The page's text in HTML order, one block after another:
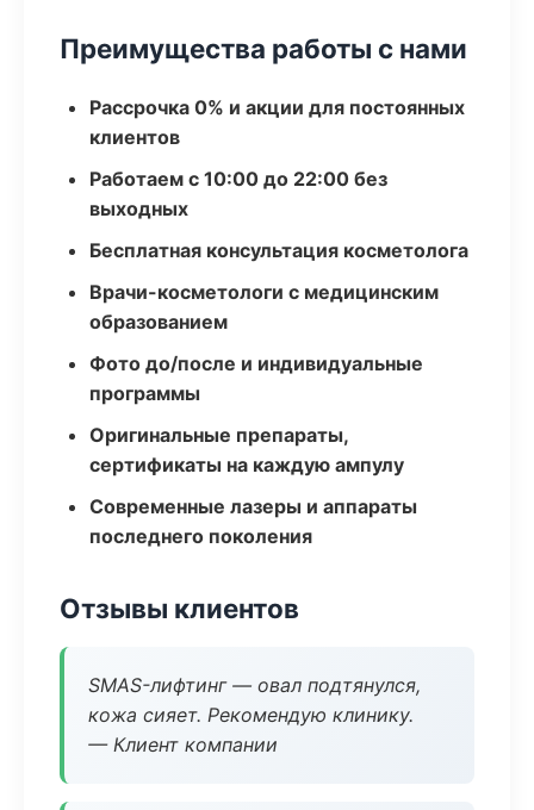
Преимущества работы с нами
Рассрочка 0% и акции для постоянных
клиентов
Работаем с 10:00 до 22:00 без
выходных
Бесплатная консультация косметолога
Врачи-косметологи с медицинским
образованием
Фото до/после и индивидуальные
программы
Оригинальные препараты,
сертификаты на каждую ампулу
Современные лазеры и аппараты
последнего поколения
Отзывы клиентов
SMAS-лифтинг — овал подтянулся,
кожа сияет. Рекомендую клинику.
— Клиент компании